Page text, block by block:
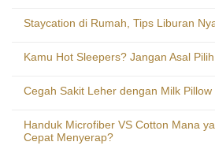
Staycation di Rumah, Tips Liburan
Kamu Hot Sleepers? Jangan Asal
Cegah Sakit Leher dengan Milk Pillow
Handuk Microfiber VS Cotton Mana
Cepat Menyerap?